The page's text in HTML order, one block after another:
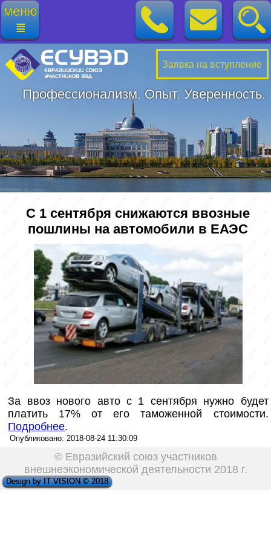
меню
≣
Профессионализм. Опыт. Уверенность.
Заявка на вступление
С 1 сентября снижаются ввозные
пошлины на автомобили в ЕАЭС
За ввоз нового авто с 1 сентября нужно будет
платить 17% от его таможенной стоимости.
Подробнее.
Опубликовано: 2018-08-24 11:30:09
© Евразийский союз участников
внешнеэкономической деятельности 2018 г.
Design by IT VISION © 2018